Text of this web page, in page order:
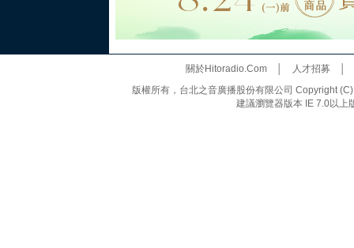
關於Hitoradio.Com│ 人才招募
版權所有，台北之音廣播股份有限公司 Copyright
建議瀏覽器版本 IE 7.0以上